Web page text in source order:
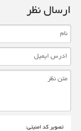
ارسال نظر
تصوير کد امنيتی: